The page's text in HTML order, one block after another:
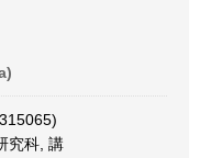
究科, 講